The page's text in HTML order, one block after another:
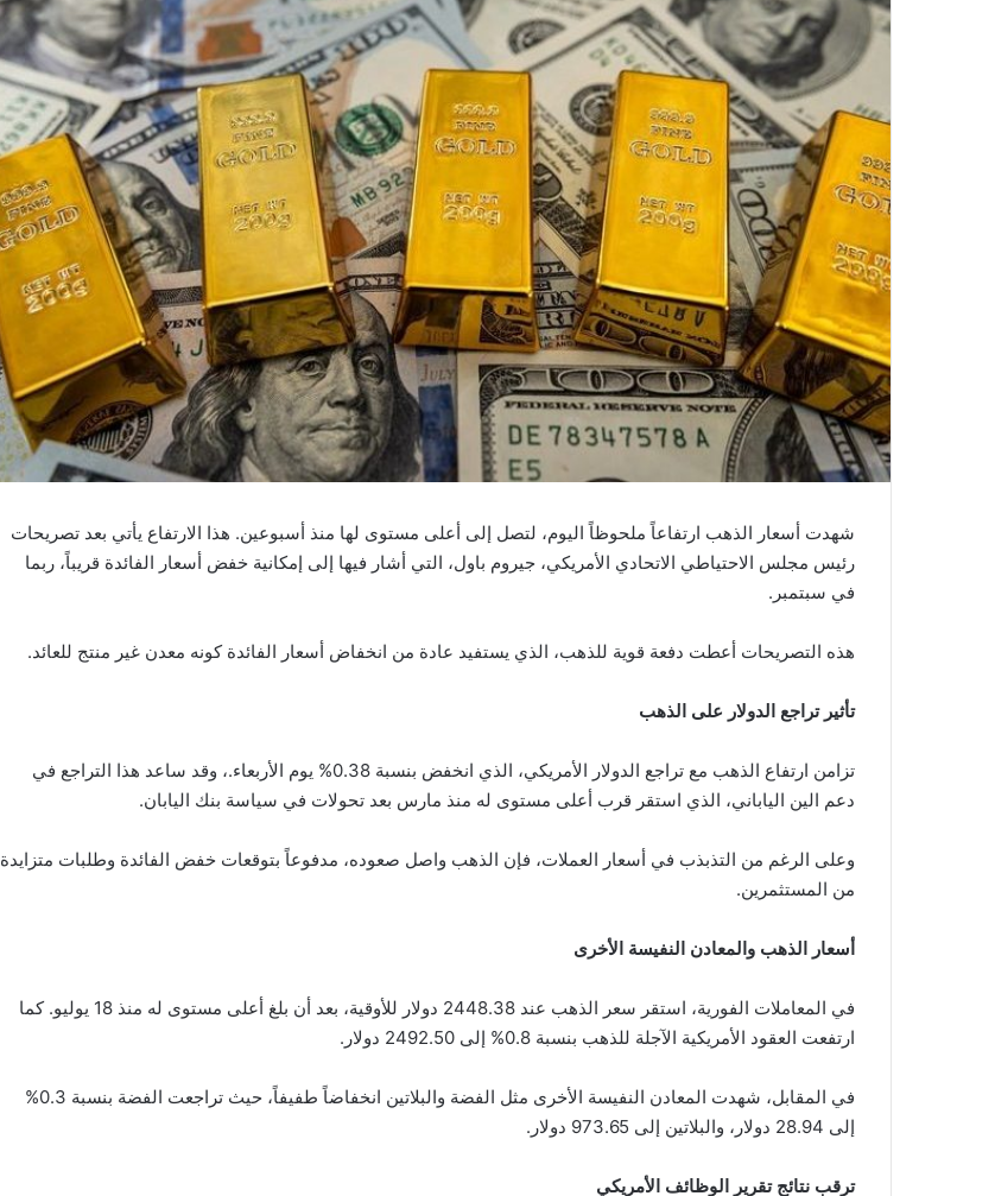
شهدت أسعار الذهب ارتفاعاً ملحوظاً اليوم، لتصل إلى أعلى مستوى لها منذ أسبوعين. هذا الارتفاع يأتي بعد تصريحات
رئيس مجلس الاحتياطي الاتحادي الأمريكي، جيروم باول، التي أشار فيها إلى إمكانية خفض أسعار الفائدة قريباً، ربما
في سبتمبر.
هذه التصريحات أعطت دفعة قوية للذهب، الذي يستفيد عادة من انخفاض أسعار الفائدة كونه معدن غير منتج للعائد.
تأثير تراجع الدولار على الذهب
تزامن ارتفاع الذهب مع تراجع الدولار الأمريكي، الذي انخفض بنسبة 0.38% يوم الأربعاء.، وقد ساعد هذا التراجع في
دعم الين الياباني، الذي استقر قرب أعلى مستوى له منذ مارس بعد تحولات في سياسة بنك اليابان.
وعلى الرغم من التذبذب في أسعار العملات، فإن الذهب واصل صعوده، مدفوعاً بتوقعات خفض الفائدة وطلبات متزايدة
من المستثمرين.
أسعار الذهب والمعادن النفيسة الأخرى
في المعاملات الفورية، استقر سعر الذهب عند 2448.38 دولار للأوقية، بعد أن بلغ أعلى مستوى له منذ 18 يوليو. كما
ارتفعت العقود الأمريكية الآجلة للذهب بنسبة 0.8% إلى 2492.50 دولار.
في المقابل، شهدت المعادن النفيسة الأخرى مثل الفضة والبلاتين انخفاضاً طفيفاً، حيث تراجعت الفضة بنسبة 0.3%
إلى 28.94 دولار، والبلاتين إلى 973.65 دولار.
ترقب نتائج تقرير الوظائف الأمريكي